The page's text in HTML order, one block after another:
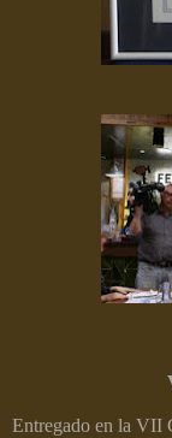
Entregado en la VII